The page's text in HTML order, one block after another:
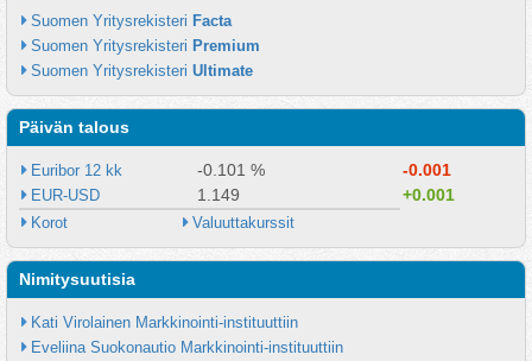
Suomen Yritysrekisteri Facta
Suomen Yritysrekisteri Premium
Suomen Yritysrekisteri Ultimate
Päivän talous
Euribor 12 kk -0.101 % -0.001
EUR-USD 1.149 +0.001
Korot Valuuttakurssit
Nimitysuutisia
Kati Virolainen Markkinointi-instituuttiin
Eveliina Suokonautio Markkinointi-instituuttiin